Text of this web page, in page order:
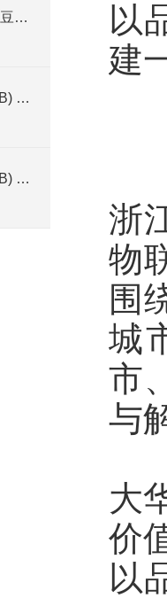
DS-2CD2D25DWD 海康威视豆干型小孔摄像机
海康威视DS-2CE16C5T-IT3(B) 130万红外防水同轴摄像机
海康威视DS-2CE56C5T-IT3(B) 130万像素红外半球摄像机
以
建
浙
物
围
城
市
与
大
价
以